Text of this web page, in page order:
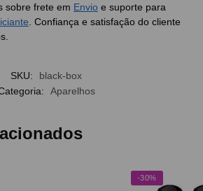
sobre frete em Envio e suporte para
. Confiança e satisfação do cliente
SKU:
black-box
Aparelhos
-30%